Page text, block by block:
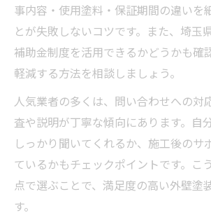
事内容・使用塗料・保証期間の違いを
とが失敗しないコツです。また、埼玉
補助金制度を活用できるかどうかも確
軽減する方法を相談しましょう。
人気業者の多くは、問い合わせへの対
査や説明が丁寧な傾向にあります。自
しっかり聞いてくれるか、施工後のサ
ているかもチェックポイントです。こ
点で選ぶことで、満足度の高い外壁塗
す。